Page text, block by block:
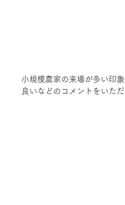
小規模農家の来場が多い印
良いなどのコメントをいただ